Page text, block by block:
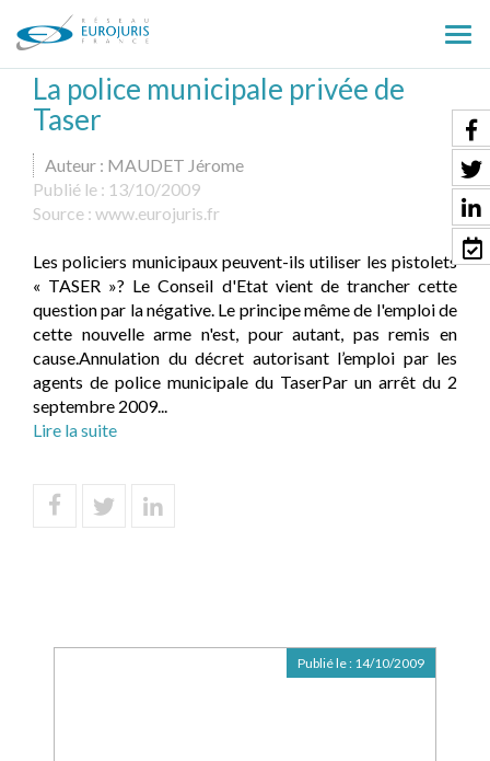
le
La police municipale privée de
Taser
Auteur : MAUDET Jérome
Publié le : 13/10/2009
Source : www.eurojuris.fr
Les policiers municipaux peuvent-ils utiliser les pistolets
« TASER »? Le Conseil d'Etat vient de trancher cette
question par la négative. Le principe même de l'emploi de
cette nouvelle arme n'est, pour autant, pas remis en
cause.Annulation du décret autorisant l’emploi par les
agents de police municipale du TaserPar un arrêt du 2
septembre 2009...
Lire la suite
Publié le : 14/10/2009